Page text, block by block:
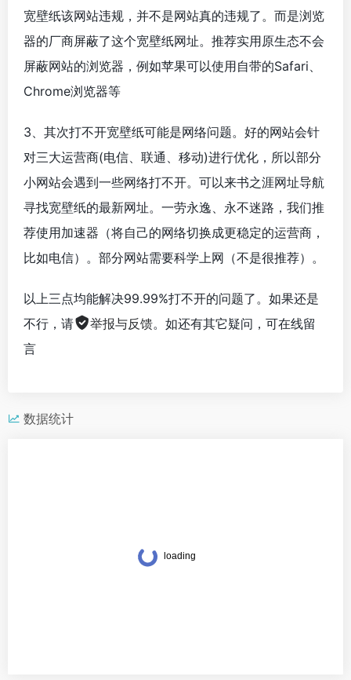
宽壁纸该网站违规，并不是网站真的违规了。而是浏览
器的厂商屏蔽了这个宽壁纸网址。推荐实用原生态不会
屏蔽网站的浏览器，例如苹果可以使用自带的Safari、
Chrome浏览器等
3、其次打不开宽壁纸可能是网络问题。好的网站会针
对三大运营商(电信、联通、移动)进行优化，所以部分
小网站会遇到一些网络打不开。可以来书之涯网址导航
寻找宽壁纸的最新网址。一劳永逸、永不迷路，我们推
荐使用加速器（将自己的网络切换成更稳定的运营商，
比如电信）。部分网站需要科学上网（不是很推荐）。
以上三点均能解决99.99%打不开的问题了。如果还是
不行，请
举报与反馈。如还有其它疑问，可在线留
言
数据统计